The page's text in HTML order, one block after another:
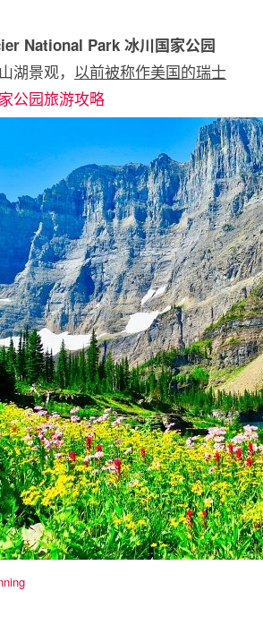
National Park 冰川国家公园
湖景观， 以前被称作美国的瑞士
公园旅游攻略